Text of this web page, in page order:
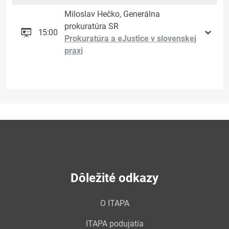
15:00
Miloslav Hečko, Generálna
prokuratúra SR
Prokuratúra a eJustice v slovenskej
praxi
Dôležité odkazy
O ITAPA
ITAPA podujatia